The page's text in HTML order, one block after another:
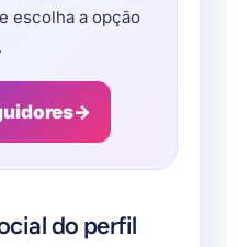
escolha a opção
→
do perfil